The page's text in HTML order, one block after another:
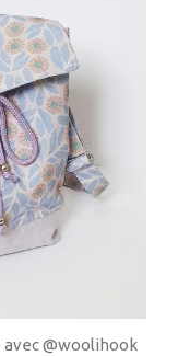
avec @woolihook